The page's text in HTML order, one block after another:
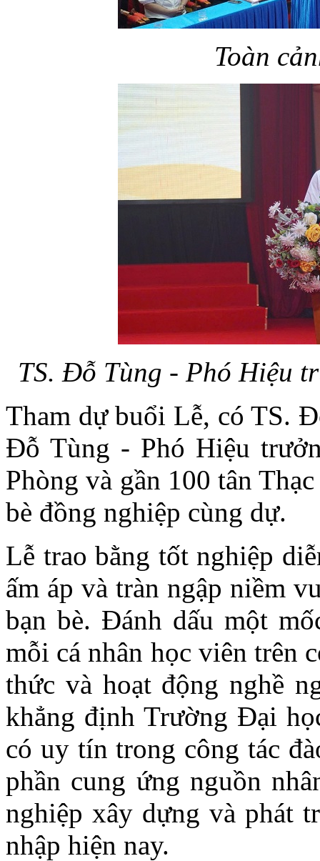
Toàn
TS. Đỗ Tùng - Phó Hiệu
Tham dự buổi Lễ, có TS.
Đỗ Tùng - Phó Hiệu
Phòng và gần 100 tân
bè đồng nghiệp cùng dự.
Lễ trao bằng tốt nghiệp
ấm áp và tràn ngập niềm
bạn bè. Đánh dấu một
mỗi cá nhân học viên trên
thức và hoạt động nghề
khẳng định Trường Đại
có uy tín trong công tác
phần cung ứng nguồn
nghiệp xây dựng và phát
nhập hiện nay.